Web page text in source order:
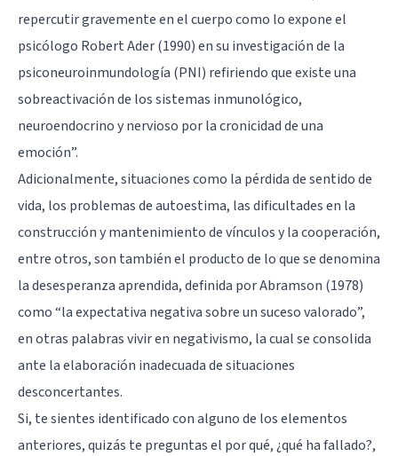
repercutir gravemente en el cuerpo como lo expone el
psicólogo Robert Ader (1990) en su investigación de la
psiconeuroinmundología (PNI) refiriendo que existe una
sobreactivación de los sistemas inmunológico,
neuroendocrino y nervioso por la cronicidad de una
emoción”.
Adicionalmente, situaciones como la pérdida de sentido de
vida, los problemas de autoestima, las dificultades en la
construcción y mantenimiento de vínculos y la cooperación,
entre otros, son también el producto de lo que se denomina
la desesperanza aprendida, definida por Abramson (1978)
como “la expectativa negativa sobre un suceso valorado”,
en otras palabras vivir en negativismo, la cual se consolida
ante la elaboración inadecuada de situaciones
desconcertantes.
Si, te sientes identificado con alguno de los elementos
anteriores, quizás te preguntas el por qué, ¿qué ha fallado?,